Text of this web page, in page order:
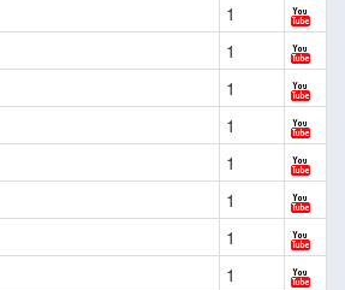
1
1
1
1
1
1
1
1